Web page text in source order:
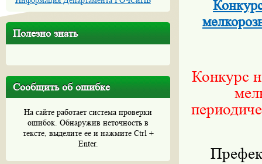
Полезно знать
Сообщить об ошибке
На сайте работает система проверки
ошибок. Обнаружив неточность в
тексте, выделите ее и нажмите Ctrl +
Enter.
Конкурс